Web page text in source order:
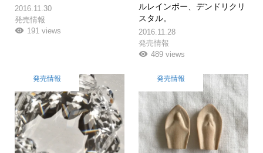
2016.11.30
発売情報
191 views
ルレインボー、デンドリクリ
スタル。
2016.11.28
発売情報
489 views
発売情報 発売情報